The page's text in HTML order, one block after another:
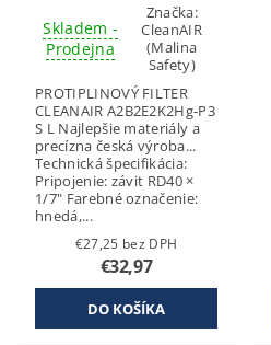
Skladem -
Prodejna
Značka:
CleanAIR
(Malina
Safety)
PROTIPLINOVÝ FILTER
CLEANAIR A2B2E2K2Hg-P3
S L Najlepšie materiály a
precízna česká výroba...
Technická špecifikácia:
Pripojenie: závit RD40 ×
1/7" Farebné označenie:
hnedá,...
€27,25 bez DPH
€32,97